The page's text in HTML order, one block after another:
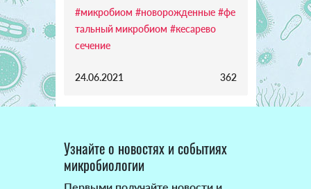
#микробиом #новорожденные #фе
тальный микробиом #кесарево
сечение
24.06.2021 362
Узнайте о новостях и событиях
микробиологии